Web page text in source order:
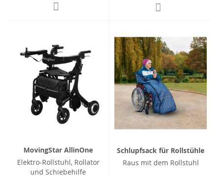
MovingStar AllinOne
Elektro-Rollstuhl, Rollator
und Schiebehilfe
Schlupfsack für Rollstühle
Raus mit dem Rollstuhl